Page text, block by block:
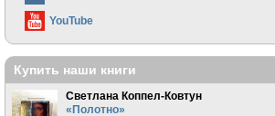
YouTube
Купить наши книги
Светлана Коппел-Ковтун
«Полотно»